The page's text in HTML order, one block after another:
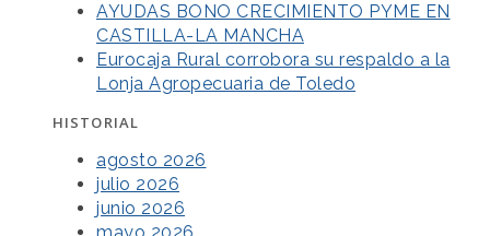
AYUDAS BONO CRECIMIENTO PYME EN
CASTILLA-LA MANCHA
Eurocaja Rural corrobora su respaldo a la
Lonja Agropecuaria de Toledo
HISTORIAL
agosto 2026
julio 2026
junio 2026